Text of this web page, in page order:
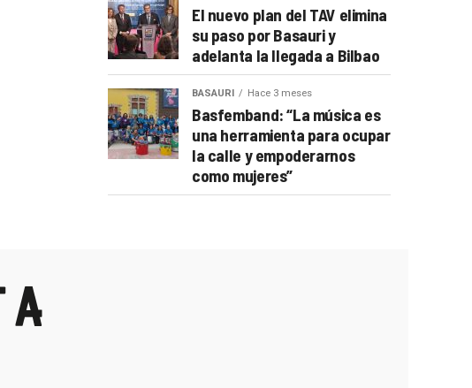
El nuevo plan del TAV elimina
su paso por Basauri y
adelanta la llegada a Bilbao
BASAURI Hace 3 meses
Basfemband: “La música es
una herramienta para ocupar
la calle y empoderarnos
como mujeres”